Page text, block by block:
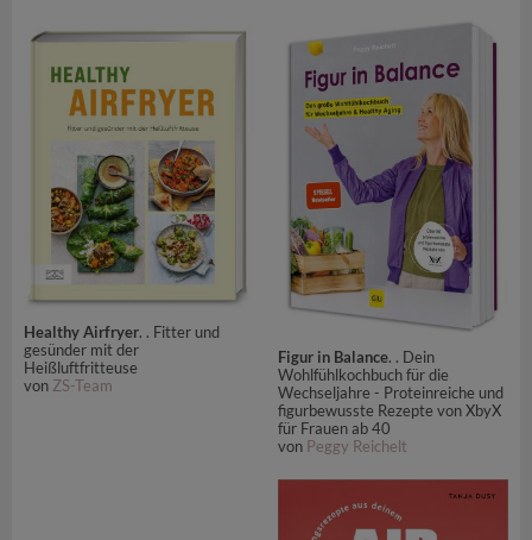
Healthy Airfryer. . Fitter und
gesünder mit der
Heißluftfritteuse
von ZS-Team
Figur in Balance. . Dein
Wohlfühlkochbuch für die
Wechseljahre - Proteinreiche und
figurbewusste Rezepte von XbyX
für Frauen ab 40
von Peggy Reichelt